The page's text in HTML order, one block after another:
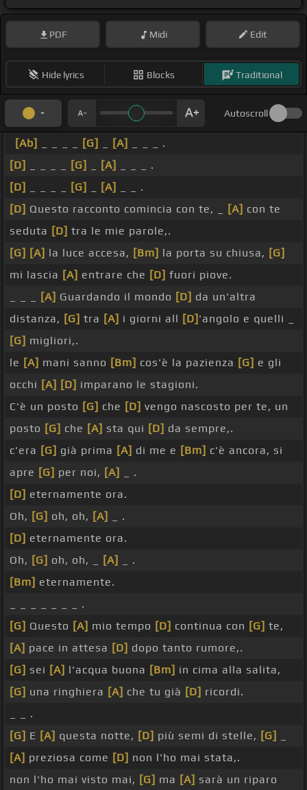
PDF Midi Edit
Hide lyrics Blocks Traditional
Autoscroll
[Ab] [G] [A]
_ _ _ .
[D]
[G] [A]
_ _ _ .
[D]
[G] [A]
_ _ .
[D] Questo racconto comincia con te, _ [A] con te
seduta [D] tra le mie parole,.
[G] [A] la luce accesa, [Bm] la porta su chiusa, [G]
mi lascia [A] entrare che [D] fuori piove.
[A] Guardando il mondo [D] da un'altra
distanza, [G] tra [A] i giorni all [D] 'angolo e quelli _
[G] migliori,.
le [A] mani sanno [Bm] cos'è la pazienza [G] e gli
occhi [A] [D] imparano le stagioni.
C'è un posto [G] che [D] vengo nascosto per te, un
posto [G] che [A] sta qui [D] da sempre,.
c'era [G] già prima [A] di me e [Bm] c'è ancora, si
apre [G] per noi, [A]
_ .
[D] eternamente ora.
Oh, [G] oh, oh, [A]
_ .
[D] eternamente ora.
Oh, [G] oh, oh, _ [A]
_ .
[Bm] eternamente.
_ _ _ _ _ _ _ .
[G] Questo [A] mio tempo [D] continua con [G] te,
[A] pace in attesa [D] dopo tanto rumore,.
[G] sei [A] l'acqua buona [Bm] in cima alla salita,
[G] una ringhiera [A] che tu già [D] ricordi.
_ _ .
[G] E [A] questa notte, [D] più semi di stelle, [G]
[A] preziosa come [D] non l'ho mai stata,.
non l'ho mai visto mai, [G] ma [A] sarà un riparo